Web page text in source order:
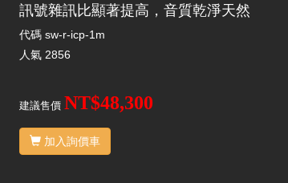
訊號雜訊比顯著提高，音質乾淨天然
代碼 sw-r-icp-1m
人氣 2856
建議售價 NT$48,300
加入詢價車